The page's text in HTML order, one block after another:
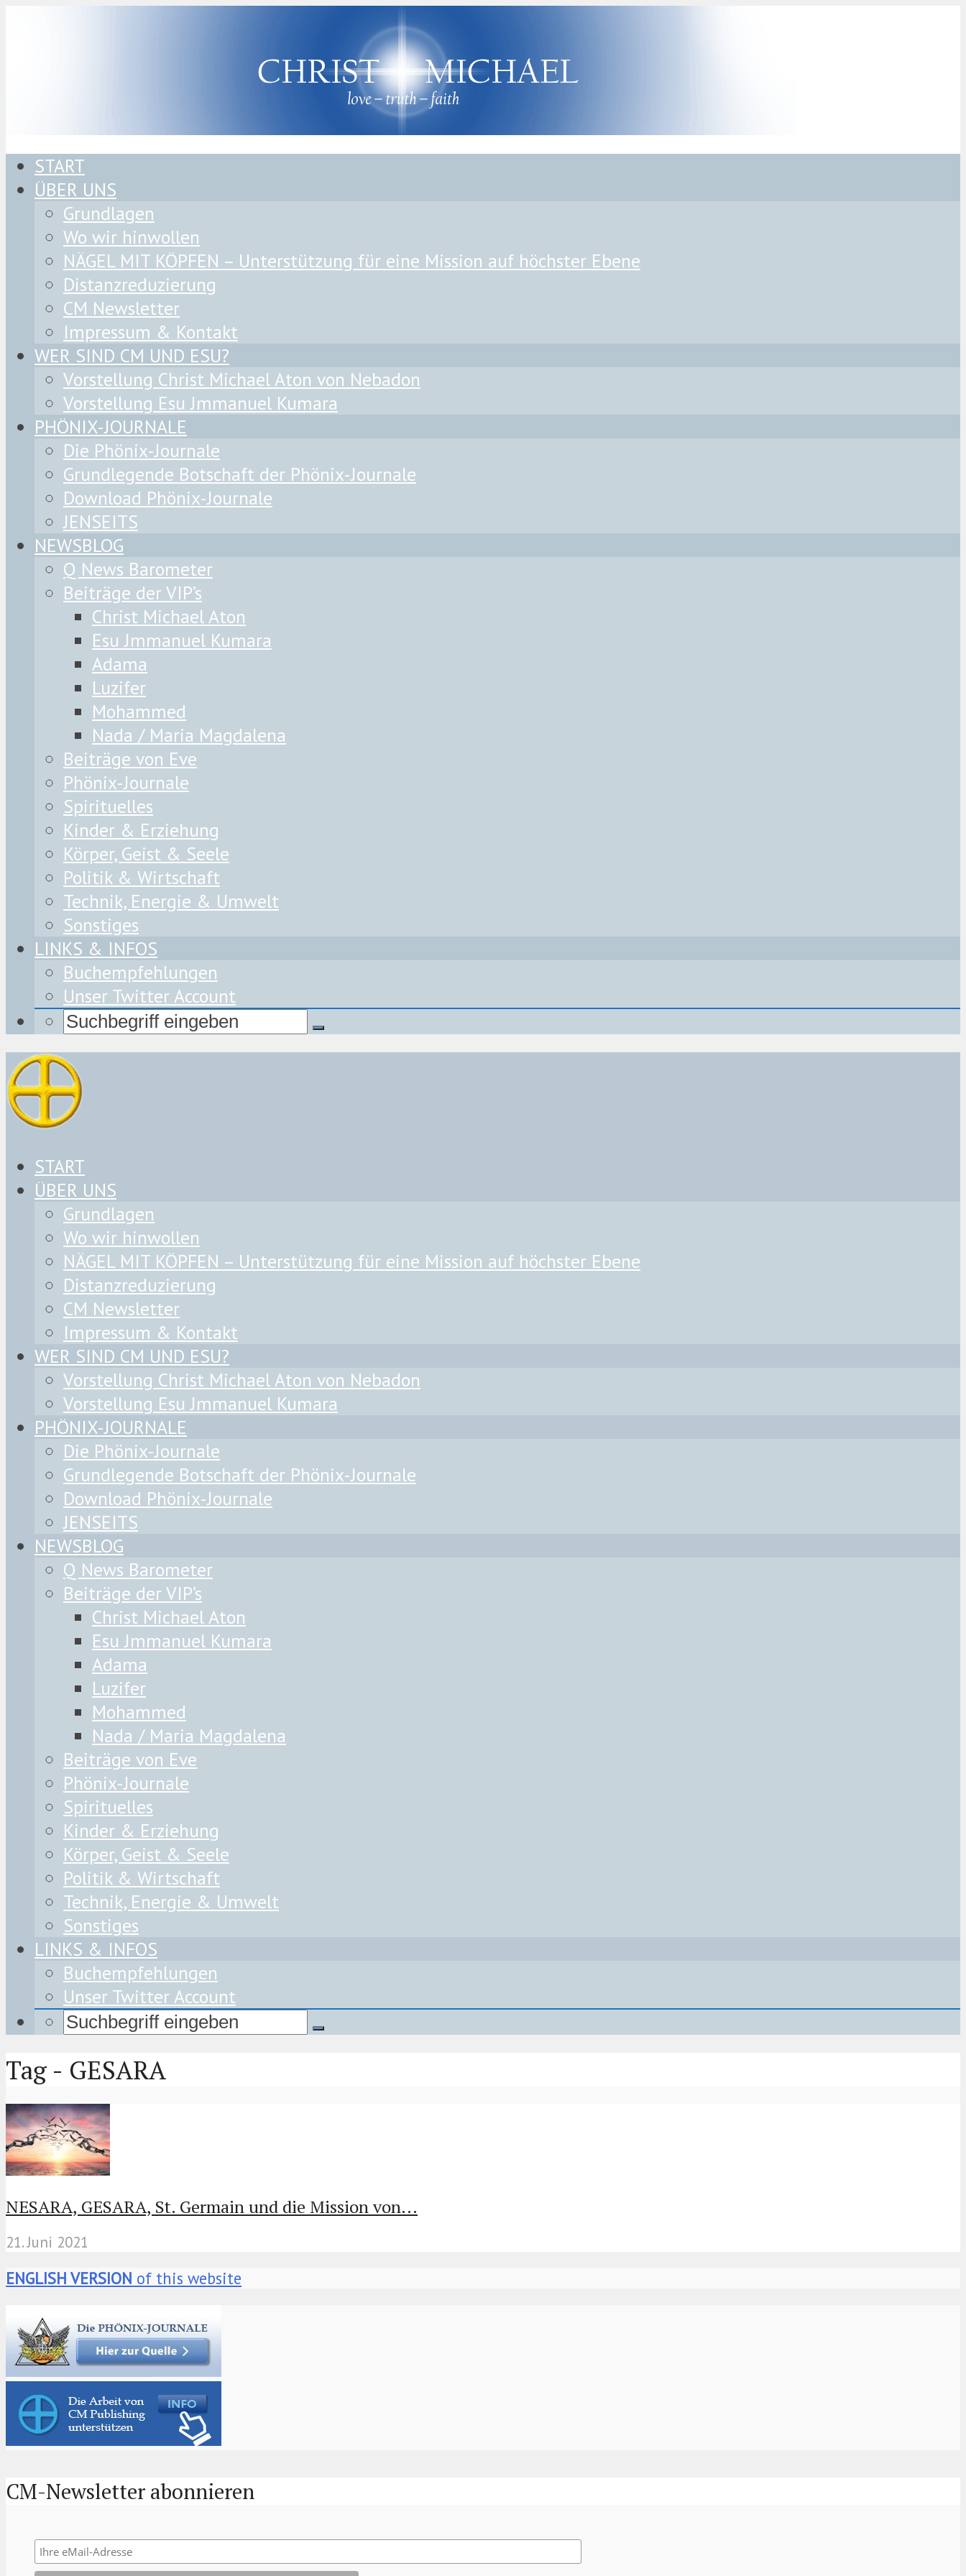
START
ÜBER UNS
Grundlagen
Wo wir hinwollen
NÄGEL MIT KÖPFEN – Unterstützung für eine Mission auf höchster Ebene
Distanzreduzierung
CM Newsletter
Impressum & Kontakt
WER SIND CM UND ESU?
Vorstellung Christ Michael Aton von Nebadon
Vorstellung Esu Jmmanuel Kumara
PHÖNIX-JOURNALE
Die Phönix-Journale
Grundlegende Botschaft der Phönix-Journale
Download Phönix-Journale
JENSEITS
NEWSBLOG
Q News Barometer
Beiträge der VIP’s
Christ Michael Aton
Esu Jmmanuel Kumara
Adama
Luzifer
Mohammed
Nada / Maria Magdalena
Beiträge von Eve
Phönix-Journale
Spirituelles
Kinder & Erziehung
Körper, Geist & Seele
Politik & Wirtschaft
Technik, Energie & Umwelt
Sonstiges
LINKS & INFOS
Buchempfehlungen
Unser Twitter Account
START
ÜBER UNS
Grundlagen
Wo wir hinwollen
NÄGEL MIT KÖPFEN – Unterstützung für eine Mission auf höchster Ebene
Distanzreduzierung
CM Newsletter
Impressum & Kontakt
WER SIND CM UND ESU?
Vorstellung Christ Michael Aton von Nebadon
Vorstellung Esu Jmmanuel Kumara
PHÖNIX-JOURNALE
Die Phönix-Journale
Grundlegende Botschaft der Phönix-Journale
Download Phönix-Journale
JENSEITS
NEWSBLOG
Q News Barometer
Beiträge der VIP’s
Christ Michael Aton
Esu Jmmanuel Kumara
Adama
Luzifer
Mohammed
Nada / Maria Magdalena
Beiträge von Eve
Phönix-Journale
Spirituelles
Kinder & Erziehung
Körper, Geist & Seele
Politik & Wirtschaft
Technik, Energie & Umwelt
Sonstiges
LINKS & INFOS
Buchempfehlungen
Unser Twitter Account
Tag - GESARA
NESARA, GESARA, St. Germain und die Mission von...
21. Juni 2021
ENGLISH VERSION of this website
CM-Newsletter abonnieren